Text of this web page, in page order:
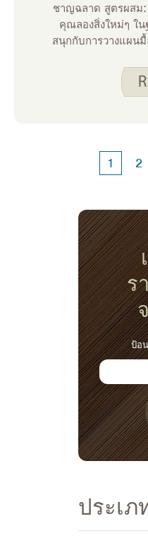
ชาญฉลาด สูตรผสม:
คุณลองสิ่งใหม่ๆ ใ
สนุกกับการวางแผน
สัปดาห์ที่วุ่นวายเป็น
แต่บ่อยครั้งที่ฉันพบว่า
1 2
ร
ป้อ
ประเภ